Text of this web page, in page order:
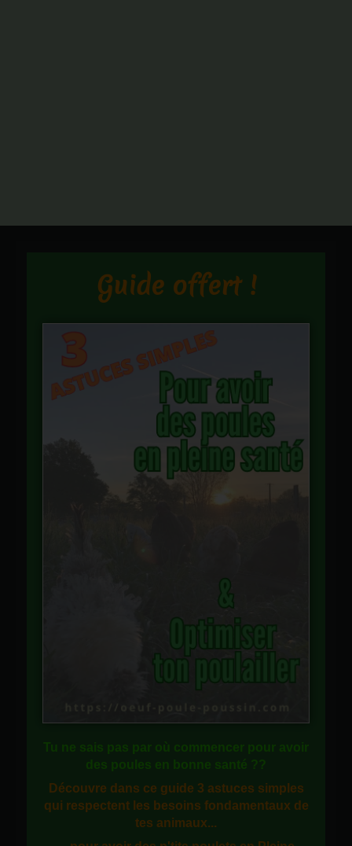
Guide offert !
Tu ne sais pas par où commencer pour avoir
des poules en bonne santé ??
Découvre dans ce guide 3 astuces simples
qui respectent les besoins fondamentaux de
tes animaux...